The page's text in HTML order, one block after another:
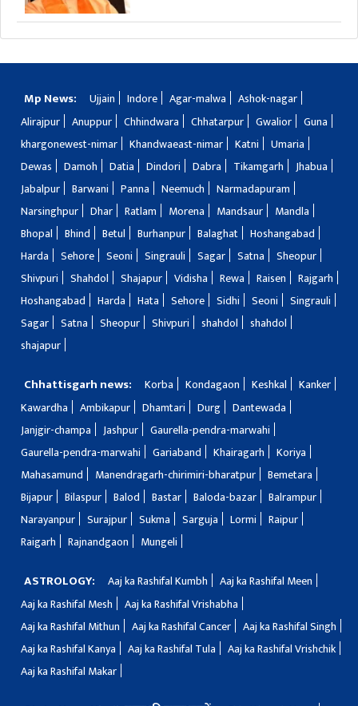
Mp News: Ujjain Indore Agar-malwa
Ashok-nagar
Alirajpur
Anuppur Chhindwara Chhatarpur Gwalior
Guna
khargonewest-nimar
Khandwaeast-nimar Katni
Umaria
Dewas
Damoh Datia Dindori Dabra Tikamgarh
Jhabua
Jabalpur
Barwani Panna Neemuch
Narmadapuram
Narsinghpur
Dhar Ratlam Morena Mandsaur
Mandla
Bhopal
Bhind Betul Burhanpur Balaghat
Hoshangabad
Harda
Sehore Seoni Singrauli Sagar Satna
Sheopur
Shivpuri
Shahdol Shajapur Vidisha Rewa Raisen
Rajgarh
Hoshangabad
Harda Hata Sehore Sidhi Seoni
Singrauli
Sagar
Satna Sheopur Shivpuri shahdol
shahdol
shajapur
Chhattisgarh news: Korba Kondagaon Keshkal
Kanker
Kawardha
Ambikapur Dhamtari Durg
Dantewada
Janjgir-champa
Jashpur
Gaurella-pendra-marwahi
Gaurella-pendra-marwahi
Gariaband Khairagarh
Koriya
Mahasamund
Manendragarh-chirimiri-bharatpur
Bemetara
Bijapur
Bilaspur Balod Bastar Baloda-bazar
Balrampur
Narayanpur
Surajpur Sukma Sarguja Lormi
Raipur
Raigarh
Rajnandgaon Mungeli
ASTROLOGY: Aaj ka Rashifal Kumbh
Aaj ka Rashifal Meen
Aaj ka Rashifal Mesh
Aaj ka Rashifal Vrishabha
Aaj ka Rashifal Mithun
Aaj ka Rashifal Cancer
Aaj ka Rashifal Singh
Aaj ka Rashifal Kanya
Aaj ka Rashifal Tula
Aaj ka Rashifal Vrishchik
Aaj ka Rashifal Makar